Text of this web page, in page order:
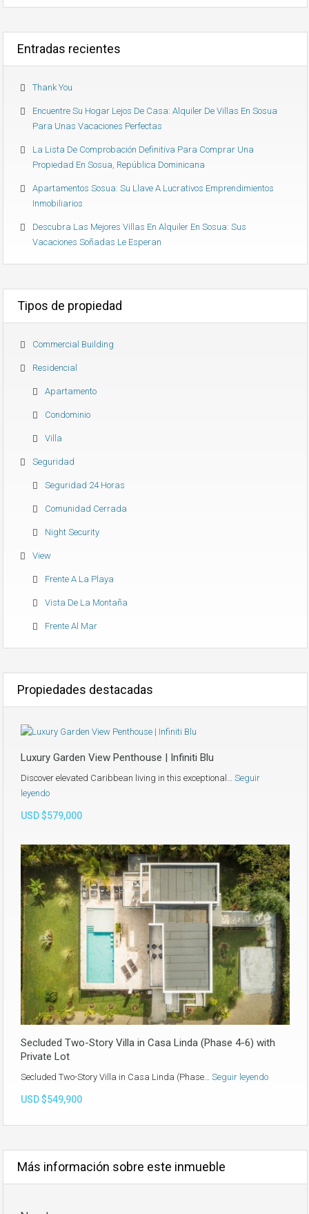
Entradas recientes
Thank You
Encuentre Su Hogar Lejos De Casa: Alquiler De Villas En Sosua
Para Unas Vacaciones Perfectas
La Lista De Comprobación Definitiva Para Comprar Una
Propiedad En Sosua, República Dominicana
Apartamentos Sosua: Su Llave A Lucrativos Emprendimientos
Inmobiliarios
Descubra Las Mejores Villas En Alquiler En Sosua: Sus
Vacaciones Soñadas Le Esperan
Tipos de propiedad
Commercial Building
Residencial
Apartamento
Condominio
Villa
Seguridad
Seguridad 24 Horas
Comunidad Cerrada
Night Security
View
Frente A La Playa
Vista De La Montaña
Frente Al Mar
Propiedades destacadas
Luxury Garden View Penthouse | Infiniti Blu
Discover elevated Caribbean living in this exceptional… Seguir
leyendo
USD $579,000
Secluded Two-Story Villa in Casa Linda (Phase 4-6) with
Private Lot
Secluded Two-Story Villa in Casa Linda (Phase… Seguir leyendo
USD $549,900
Más información sobre este inmueble